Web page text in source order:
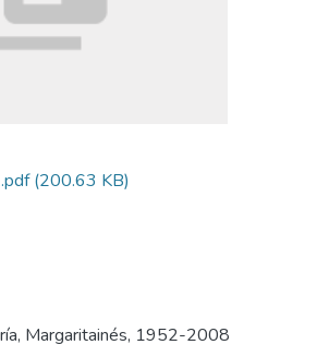
(200.63 KB)
Margaritainés, 1952-2008